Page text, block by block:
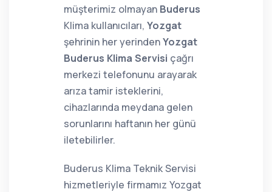
müşterimiz olmayan Buderus
Klima kullanıcıları, Yozgat
şehrinin her yerindenYozgat
Buderus Klima Servisi çağrı
merkezi telefonunu arayarak
arıza tamir isteklerini,
cihazlarında meydana gelen
sorunlarını haftanın her günü
iletebilirler.
Buderus Klima Teknik Servisi
hizmetleriyle firmamız Yozgat